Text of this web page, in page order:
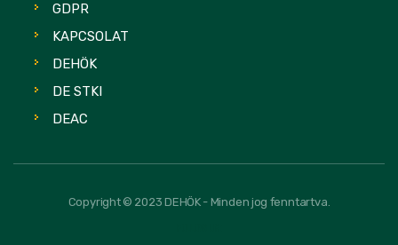
GDPR
KAPCSOLAT
DEHÖK
DE STKI
DEAC
Copyright © 2023 DEHÖK - Minden jog fenntartva.